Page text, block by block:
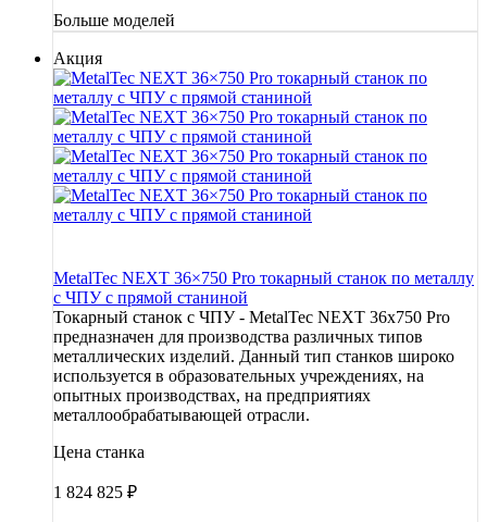
Больше моделей
Акция
MetalTec NEXT 36×750 Pro токарный станок по металлу
c ЧПУ с прямой станиной
Токарный станок с ЧПУ - MetalTec NEXT 36x750 Pro
предназначен для производства различных типов
металлических изделий. Данный тип станков широко
используется в образовательных учреждениях, на
опытных производствах, на предприятиях
металлообрабатывающей отрасли.
Цена станка
1 824 825 ₽